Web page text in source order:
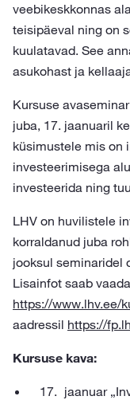
veebikeskkonnas
teisipäeval ning on
kuulatavad. See
asukohast ja
Kursuse
juba, 17. jaanuaril
küsimustele mis on
investeerimisega
investeerida ning
LHV on huvilistele
korraldanud juba
jooksul seminaridel
Lisainfot saab
https://www.lhv.ee/
aadressil https://
Kursuse kava:
jaanuar